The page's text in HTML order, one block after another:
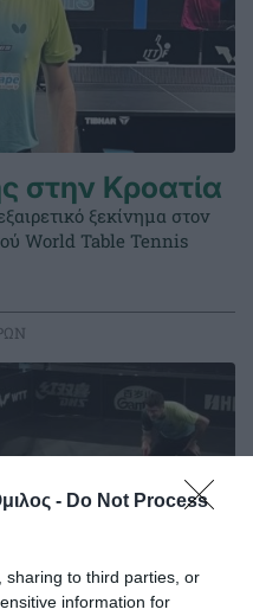
- Do Not Process
sharing to third parties, or
information for
στην Κροατία
ξεκίνημα στον
World Table Tennis